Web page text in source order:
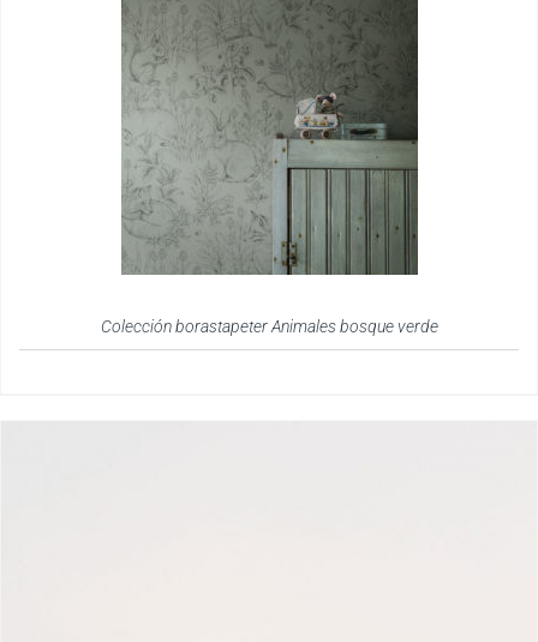
Colección borastapeter Animales bosque verde